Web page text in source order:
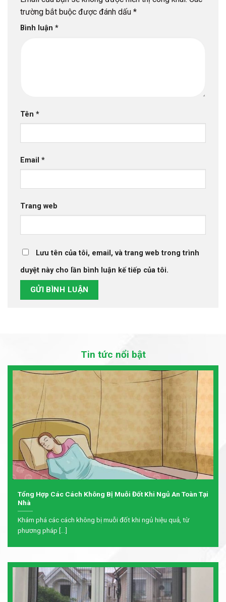
trường bắt buộc được đánh dấu *
Bình luận *
Tên *
Email *
Trang web
Lưu tên của tôi, email, và trang web trong trình
duyệt này cho lần bình luận kế tiếp của tôi.
Tin tức nổi bật
Tổng Hợp Các Cách Không Bị Muỗi Đốt Khi Ngủ An Toàn Tại
Nhà
Khám phá các cách không bị muỗi đốt khi ngủ hiệu quả, từ
phương pháp [...]